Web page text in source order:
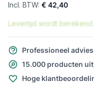
€ 42,40
Levertijd wordt berekend...
Professioneel advies
15.000 producten
Hoge